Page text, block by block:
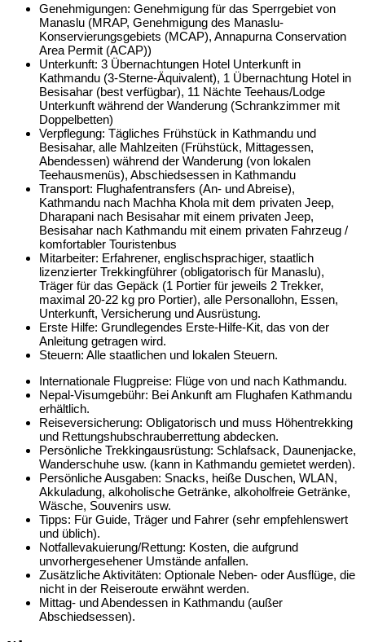
Genehmigungen: Genehmigung für das Sperrgebiet von
Manaslu (MRAP, Genehmigung des Manaslu-
Konservierungsgebiets (MCAP), Annapurna Conservation
Area Permit (ACAP))
Unterkunft: 3 Übernachtungen Hotel Unterkunft in
Kathmandu (3-Sterne-Äquivalent), 1 Übernachtung Hotel in
Besisahar (best verfügbar), 11 Nächte Teehaus/Lodge
Unterkunft während der Wanderung (Schrankzimmer mit
Doppelbetten)
Verpflegung: Tägliches Frühstück in Kathmandu und
Besisahar, alle Mahlzeiten (Frühstück, Mittagessen,
Abendessen) während der Wanderung (von lokalen
Teehausmenüs), Abschiedsessen in Kathmandu
Transport: Flughafentransfers (An- und Abreise),
Kathmandu nach Machha Khola mit dem privaten Jeep,
Dharapani nach Besisahar mit einem privaten Jeep,
Besisahar nach Kathmandu mit einem privaten Fahrzeug /
komfortabler Touristenbus
Mitarbeiter: Erfahrener, englischsprachiger, staatlich
lizenzierter Trekkingführer (obligatorisch für Manaslu),
Träger für das Gepäck (1 Portier für jeweils 2 Trekker,
maximal 20-22 kg pro Portier), alle Personallohn, Essen,
Unterkunft, Versicherung und Ausrüstung.
Erste Hilfe: Grundlegendes Erste-Hilfe-Kit, das von der
Anleitung getragen wird.
Steuern: Alle staatlichen und lokalen Steuern.
Internationale Flugpreise: Flüge von und nach Kathmandu.
Nepal-Visumgebühr: Bei Ankunft am Flughafen Kathmandu
erhältlich.
Reiseversicherung: Obligatorisch und muss Höhentrekking
und Rettungshubschrauberrettung abdecken.
Persönliche Trekkingausrüstung: Schlafsack, Daunenjacke,
Wanderschuhe usw. (kann in Kathmandu gemietet werden).
Persönliche Ausgaben: Snacks, heiße Duschen, WLAN,
Akkuladung, alkoholische Getränke, alkoholfreie Getränke,
Wäsche, Souvenirs usw.
Tipps: Für Guide, Träger und Fahrer (sehr empfehlenswert
und üblich).
Notfallevakuierung/Rettung: Kosten, die aufgrund
unvorhergesehener Umstände anfallen.
Zusätzliche Aktivitäten: Optionale Neben- oder Ausflüge, die
nicht in der Reiseroute erwähnt werden.
Mittag- und Abendessen in Kathmandu (außer
Abschiedsessen).